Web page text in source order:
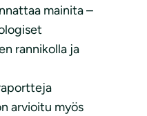
mainita –
rannikolla ja
arvioitu myös